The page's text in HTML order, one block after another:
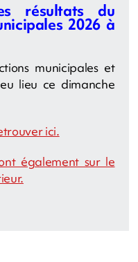
résultats du
2026 à
municipales et
lieu ce dimanche
ici.
également sur le